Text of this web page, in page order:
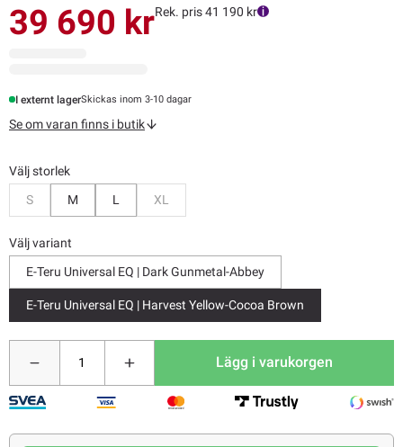
39 690 krRek. pris 41 190 kr
I externt lagerSkickas inom 3-10 dagar
Se om varan finns i butik
Välj storlek
S
M L XL
Välj variant
E-Teru Universal EQ | Dark Gunmetal-Abbey
E-Teru Universal EQ | Harvest Yellow-Cocoa Brown
Lägg i varukorgen